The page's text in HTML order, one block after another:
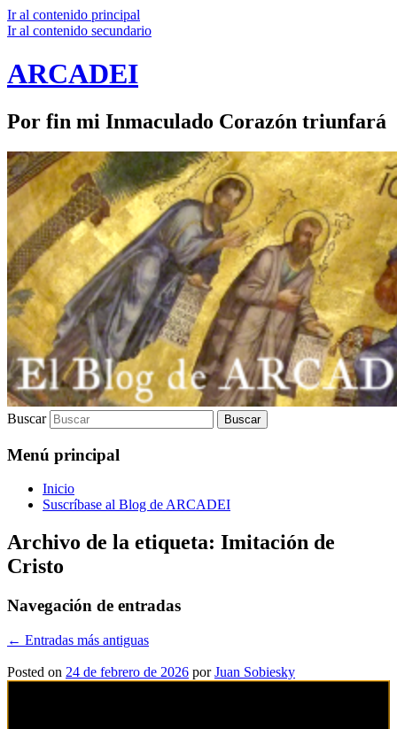
Ir al contenido principal
Ir al contenido secundario
ARCADEI
Por fin mi Inmaculado Corazón triunfará
Buscar
Menú principal
Inicio
Suscríbase al Blog de ARCADEI
Archivo de la etiqueta: Imitación de
Cristo
Navegación de entradas
← Entradas más antiguas
Posted on 24 de febrero de 2026 porJuan Sobiesky